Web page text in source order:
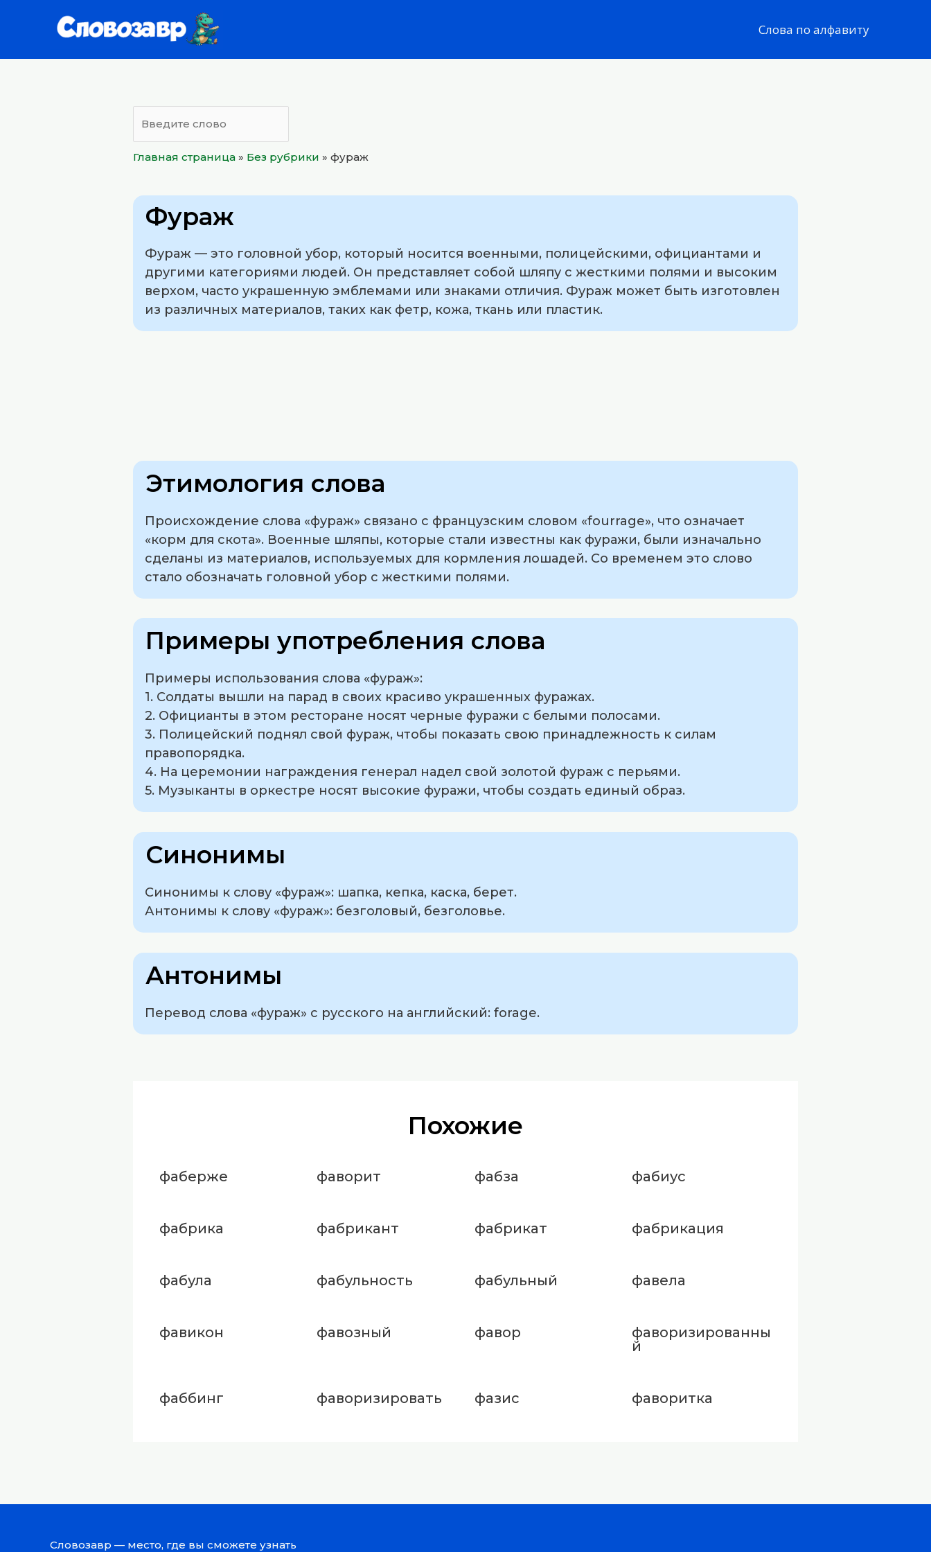
Слова по алфавиту
Главная страница » Без рубрики » фураж
Фураж
Фураж — это головной убор, который носится военными, полицейскими, официантами и
другими категориями людей. Он представляет собой шляпу с жесткими полями и высоким
верхом, часто украшенную эмблемами или знаками отличия. Фураж может быть изготовлен
из различных материалов, таких как фетр, кожа, ткань или пластик.
Этимология слова
Происхождение слова «фураж» связано с французским словом «fourrage», что означает
«корм для скота». Военные шляпы, которые стали известны как фуражи, были изначально
сделаны из материалов, используемых для кормления лошадей. Со временем это слово
стало обозначать головной убор с жесткими полями.
Примеры употребления слова
Примеры использования слова «фураж»:
1. Солдаты вышли на парад в своих красиво украшенных фуражах.
2. Официанты в этом ресторане носят черные фуражи с белыми полосами.
3. Полицейский поднял свой фураж, чтобы показать свою принадлежность к силам
правопорядка.
4. На церемонии награждения генерал надел свой золотой фураж с перьями.
5. Музыканты в оркестре носят высокие фуражи, чтобы создать единый образ.
Синонимы
Синонимы к слову «фураж»: шапка, кепка, каска, берет.
Антонимы к слову «фураж»: безголовый, безголовье.
Антонимы
Перевод слова «фураж» с русского на английский: forage.
Похожие
фаберже фаворит фабза фабиус
фабрика фабрикант фабрикат фабрикация
фабула фабульность фабульный фавела
фавикон фавозный фавор
фаворизированны
й
фаббинг фаворизировать фазис фаворитка
Словозавр — место, где вы сможете узнать